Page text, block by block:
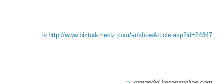
iv http://www.bizturkmeniz.com/ar/showArticle.asp?id=24347